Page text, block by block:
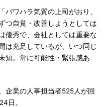
ワハラ気質の上司がおり、
つ自覚・改善しようとしては
優秀で、会社としては重要な
は充足しているが、いつ同じ
知。常に可能性・緊張感あ
企業の人事担当者525人が回
日。